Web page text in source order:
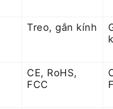
Treo, gắn kính
CE, RoHS,
FCC